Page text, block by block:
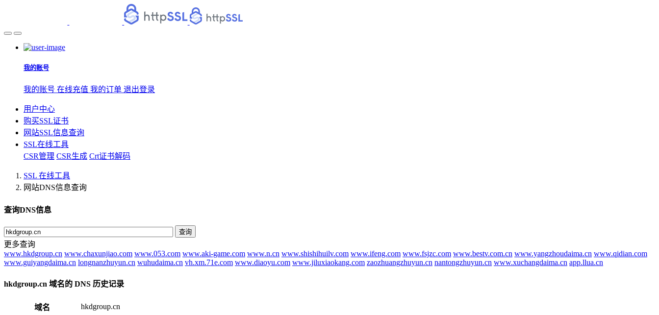
我的账号
我的账号 在线充值 我的订单 退出登录
用户中心
购买SSL证书
网站SSL信息查询
SSL在线工具
CSR管理 CSR生成 Crt证书解码
SSL 在线工具
网站DNS信息查询
查询DNS信息
查询
更多查询
www.hkdgroup.cn www.chaxunjiao.com www.053.com www.aki-game.com www.n.cn www.shishihuilv.com www.ifeng.com www.fsjzc.com www.bestv.com.cn www.yangzhoudaima.cn www.qidian.com
www.guiyangdaima.cn longnanzhuyun.cn wuhudaima.cn vh.xm.71e.com www.diaoyu.com www.jiluxiaokang.com zaozhuangzhuyun.cn nantongzhuyun.cn www.xuchangdaima.cn app.llua.cn
hkdgroup.cn 域名的 DNS 历史记录
域名
hkdgroup.cn